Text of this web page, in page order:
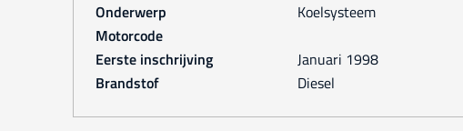
Onderwerp
Koelsysteem
Motorcode
Eerste inschrijving
januari 1998
Brandstof
Diesel